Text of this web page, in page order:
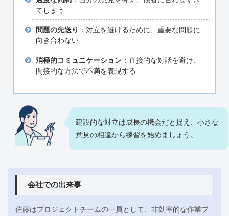
てしまう
問題の先送り ：対立を避けるために、重要な問題に
向き合わない
消極的コミュニケーション：直接的な対話を避け、
間接的な方法で不満を表現する
建設的な対立は成長の機会だと捉え、小さな
意見の相違から練習を始めましょう。
会社での出来事
佐藤はプロジェクトチームの一員として、非効率的な作業プ